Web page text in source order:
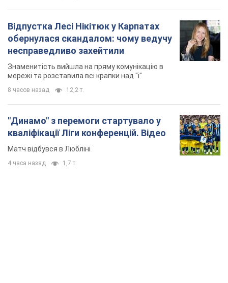
Відпустка Лесі Нікітюк у Карпатах
обернулася скандалом: чому ведучу
несправедливо захейтили
Знаменитість вийшла на пряму комунікацію в
мережі та розставила всі крапки над "і"
8 часов назад 12,2 т.
"Динамо" з перемоги стартувало у
кваліфікації Ліги конференцій. Відео
Матч відбувся в Любліні
4 часа назад 1,7 т.